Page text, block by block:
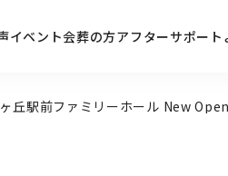
イベント会葬の方アフターサポート
丘駅前ファミリーホール New